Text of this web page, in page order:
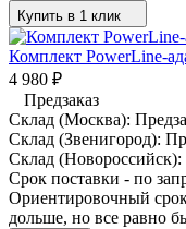
Купить в 1 клик
Комплект PowerLine-
4 980 ₽
Предзаказ
Склад (Москва):
Склад (Звенигород):
Склад (Новороссийск):
Срок поставки - по
Ориентировочный
дольше, но все равно